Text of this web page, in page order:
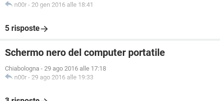
n00r - 20 gen 2016 alle 18:41
5 risposte
Schermo nero del computer portatile
Chiabologna - 29 ago 2016 alle 17:18
n00r - 29 ago 2016 alle 19:33